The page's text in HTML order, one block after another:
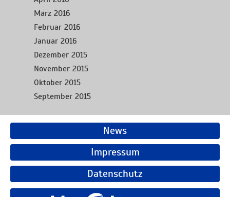
März 2016
Februar 2016
Januar 2016
Dezember 2015
November 2015
Oktober 2015
September 2015
News
Impressum
Datenschutz